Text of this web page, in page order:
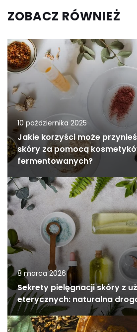
ZOBACZ RÓWNIEŻ
10 października 2025
Jakie korzyści może
skóry za pomocą
fermentowanych?
8 marca 2026
Sekrety pielęgnacji skóry z
eterycznych: naturalna